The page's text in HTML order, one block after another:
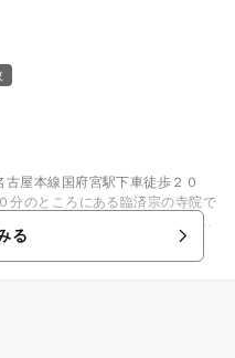
屋本線国府宮駅下車徒歩２０
分のところにある臨済宗の寺院で
宿泊し、その旅宿となり、不快
ことでも知られています。県指
といわれている寄木造の阿弥陀
る